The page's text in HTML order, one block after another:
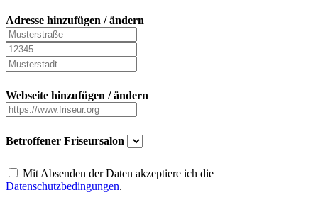
Adresse hinzufügen / ändern
Webseite hinzufügen / ändern
Betroffener Friseursalon
Mit Absenden der Daten akzeptiere ich die
Datenschutzbedingungen.